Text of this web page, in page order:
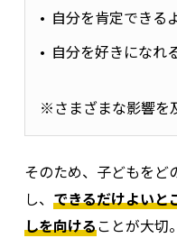
自分を肯定できる
自分を好きにな
※さまざまな影響を
そのため、子どもをど
し、 できるだけよいと
しを向けることが大切。